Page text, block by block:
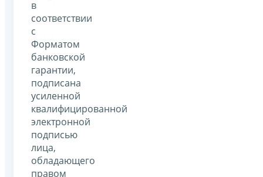
в
соответствии
с
Форматом
банковской
гарантии,
подписана
усиленной
квалифицированной
электронной
подписью
лица,
обладающего
правом